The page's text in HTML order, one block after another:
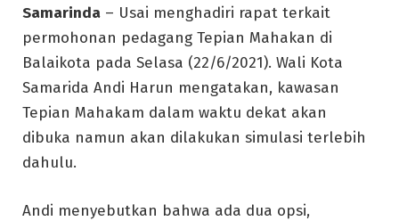
Samarinda – Usai menghadiri rapat terkait
permohonan pedagang Tepian Mahakan di
Balaikota pada Selasa (22/6/2021). Wali Kota
Samarida Andi Harun mengatakan, kawasan
Tepian Mahakam dalam waktu dekat akan
dibuka namun akan dilakukan simulasi terlebih
dahulu.
Andi menyebutkan bahwa ada dua opsi,